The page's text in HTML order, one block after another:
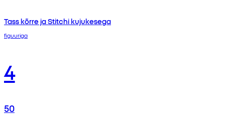
Tass kõrre ja Stitchi kujukesega
figuuriga
4
50